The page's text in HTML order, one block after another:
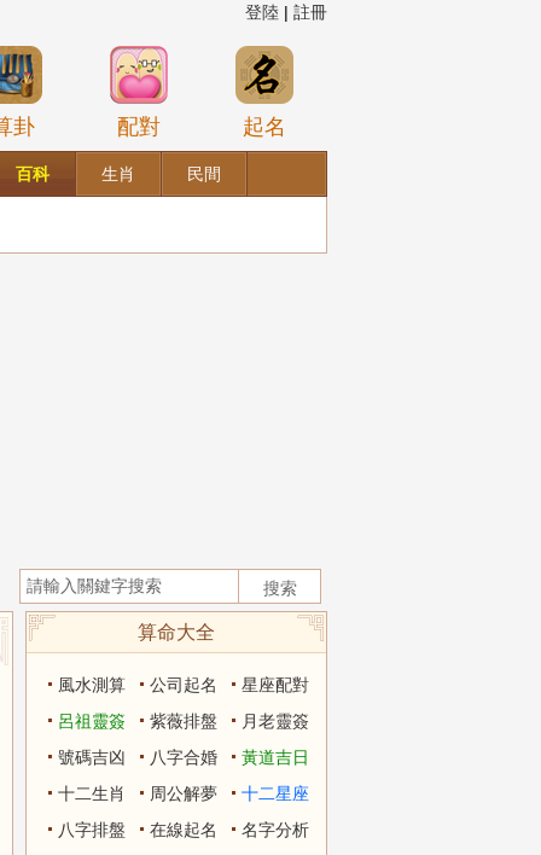
登陸 | 註冊
卦 配對 起名
百科 生肖 民間
算命大全
風水測算 公司起名
星座配對
呂祖靈簽
紫薇排盤
月老靈簽
號碼吉凶
八字合婚
黃道吉日
十二生肖
周公解夢
十二星座
八字排盤
在線起名
名字分析